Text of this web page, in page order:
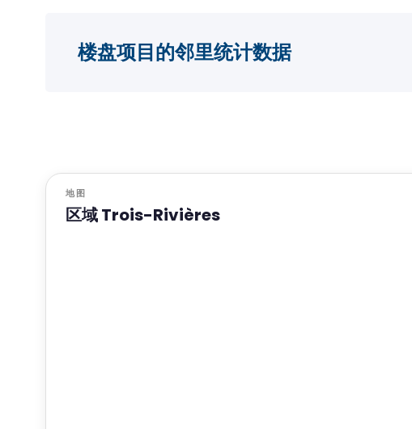
楼盘项目的邻里统计数据
地图
区域 Trois-Rivières